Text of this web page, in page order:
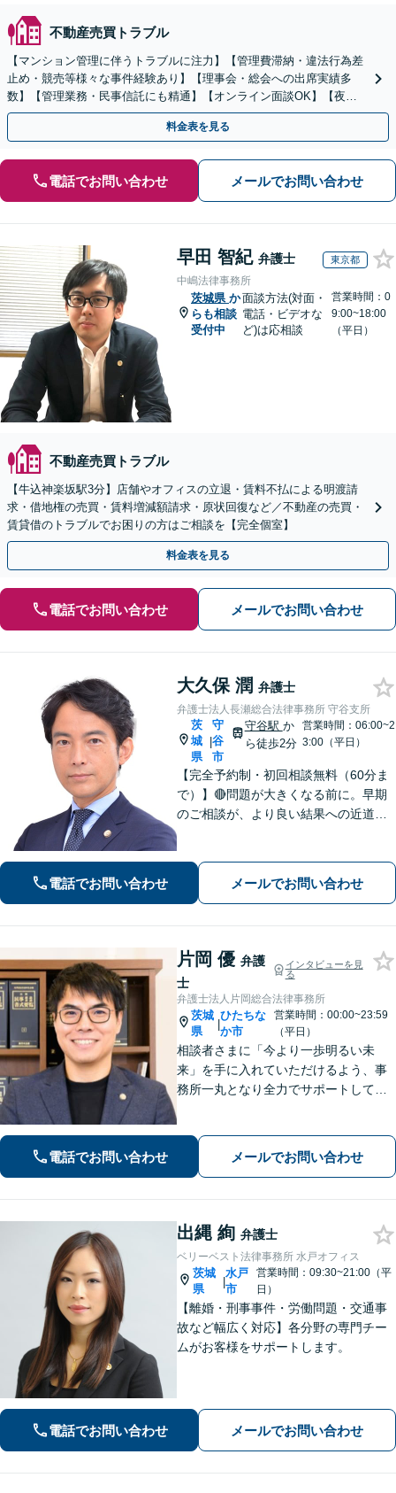
不動産売買トラブル
【マンション管理に伴うトラブルに注力】【管理費滞納・違法行為差
止め・競売等様々な事件経験あり】【理事会・総会への出席実績多
数】【管理業務・民事信託にも精通】【オンライン面談OK】【夜
間・休日相談可】
料金表を見る
電話でお問い合わせ メールでお問い合わせ
早田 智紀 弁護士 東京都
中嶋法律事務所
茨城県 か
らも相談
受付中
面談方法(対面・
電話・ビデオな
ど)は応相談
営業時間：0
9:00~18:00
（平日）
不動産売買トラブル
【牛込神楽坂駅3分】店舗やオフィスの立退・賃料不払による明渡請
求・借地権の売買・賃料増減額請求・原状回復など／不動産の売買・
賃貸借のトラブルでお困りの方はご相談を【完全個室】
料金表を見る
電話でお問い合わせ メールでお問い合わせ
大久保 潤 弁護士
弁護士法人長瀬総合法律事務所 守谷支所
茨
城
県
|
守
谷
市
守谷駅 か
ら徒歩2分
営業時間：06:00~2
3:00（平日）
【完全予約制・初回相談無料（60分ま
で）】🔴問題が大きくなる前に。早期
のご相談が、より良い結果への近道で
など 状況の整理から丁寧に対応。深刻
化する前にまずはご相談ください。
電話でお問い合わせ メールでお問い合わせ
片岡 優 弁護
士
インタビューを見
る
弁護士法人片岡総合法律事務所
茨城
県
|
ひたちな
か市
営業時間：00:00~23:59
（平日）
相談者さまに「今より一歩明るい未
来」を手に入れていただけるよう、事
務所一丸となり全力でサポートしてま
かした相続関連業務／交通事故などに
幅広く対応します【初回相談無料】
電話でお問い合わせ メールでお問い合わせ
出縄 絢 弁護士
ベリーベスト法律事務所 水戸オフィス
茨城
県
|
水戸
市
営業時間：09:30~21:00（平
日）
【離婚・刑事事件・労働問題・交通事
故など幅広く対応】各分野の専門チー
ムがお客様をサポートします。
電話でお問い合わせ メールでお問い合わせ